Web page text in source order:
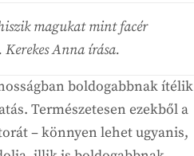
magukat mint facér
Anna írása.
boldogabbnak ítélik
Természetesen ezekből a
– könnyen lehet ugyanis,